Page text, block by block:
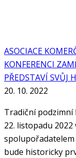
ASOCIACE
KONFERENCI
PŘEDSTAVÍ SVŮJ
20. 10. 2022
Tradiční podzimní
22. listopadu 2022
spolupořadatelem
bude historicky